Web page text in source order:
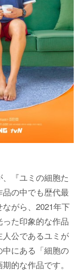
『ユミの細胞た
の中でも歴代最
がら、2021年下
た印象的な作品
公であるユミが
にある「細胞の
的な作品です。